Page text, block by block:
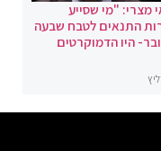
מצרי: "מי שסייע
התנאים לטבח שבעה
היו הדמוקרטים